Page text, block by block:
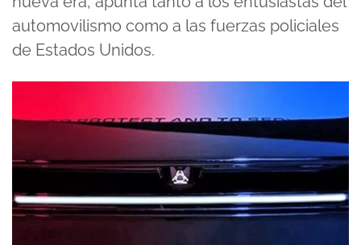
automovilismo como a las fuerzas policiales
de Estados Unidos.